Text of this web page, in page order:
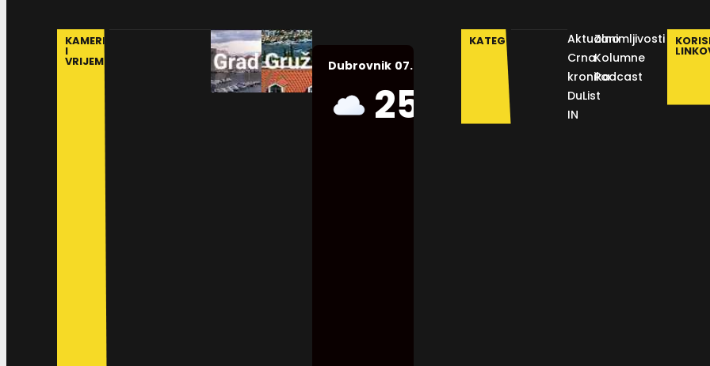
KAMERE
I
VRIJEME Dubrovnik 07.08.2026.
25
Humidity:
KATEGORIJE
Aktualno
Crna
kronika
DuList
IN
Zanimljivosti
Kolumne
Podcast